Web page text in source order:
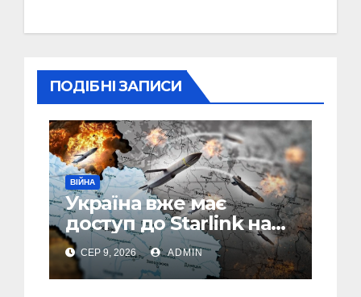
ПОДІБНІ ЗАПИСИ
ВІЙНА
Україна вже має
доступ до Starlink над
територією Росії: в
одній спеціальній зоні
– ЗМІ
СЕР 9, 2026 ADMIN